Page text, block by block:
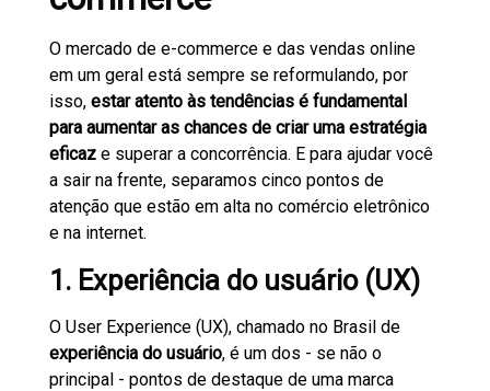
O mercado de e-commerce e das vendas online
em um geral está sempre se reformulando, por
isso, estar atento às tendências é fundamental
para aumentar as chances de criar uma estratégia
eficaze superar a concorrência. E para ajudar você
a sair na frente, separamos cinco pontos de
atenção que estão em alta no comércio eletrônico
e na internet.
1. Experiência do usuário (UX)
O User Experience (UX), chamado no Brasil de
experiência do usuário, é um dos - se não o
principal - pontos de destaque de uma marca